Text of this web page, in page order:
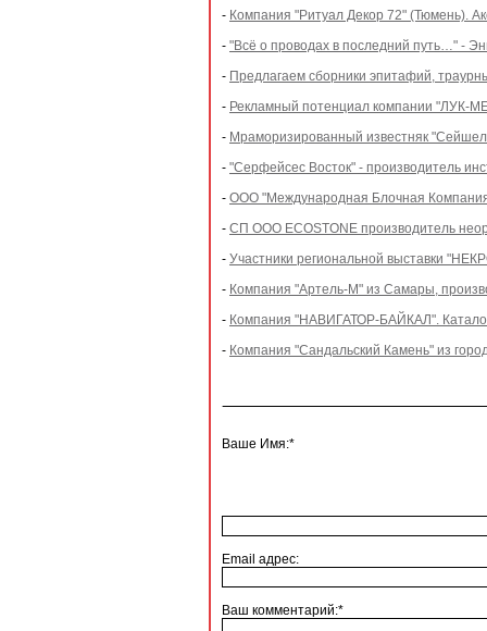
- Компания "Ритуал Декор 72" (Тюмень).
- "Всё о проводах в последний путь…" -
- Предлагаем сборники эпитафий,
- Рекламный потенциал компании "ЛУК-
- Мраморизированный известняк
- "Серфейсес Восток" - производитель
- ООО "Международная Блочная
- СП ООО ECOSTONE производитель
- Участники региональной выставки
- Компания "Артель-М" из Самары,
- Компания "НАВИГАТОР-БАЙКАЛ".
- Компания "Сандальский Камень" из
Ваше Имя:*
Email адрес:
Ваш комментарий:*